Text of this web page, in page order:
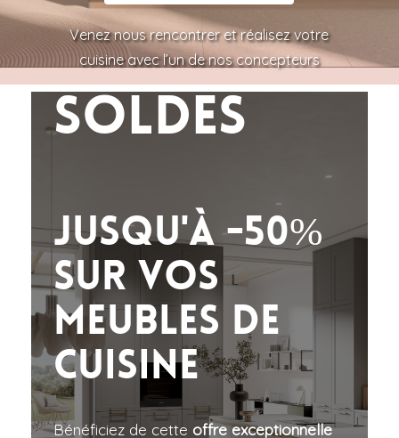
Venez nous rencontrer et réalisez votre
cuisine avec l’un de nos concepteurs
Soldes
Jusqu'à -50%
sur vos
meubles de
cuisine
Bénéficiez de cette offre exceptionnelle